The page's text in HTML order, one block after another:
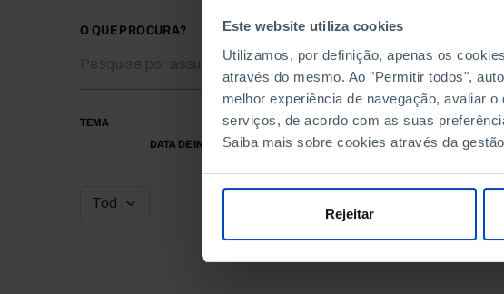
Este website utiliza cookies
Utilizamos, por definição, apenas os
através do mesmo. Ao "Permitir todos",
melhor experiência de navegação, avaliar
serviços, de acordo com as suas
Saiba mais sobre cookies através da
Rejeitar
O QUE PROCURA?
TEMA
DATA DE INÍCIO